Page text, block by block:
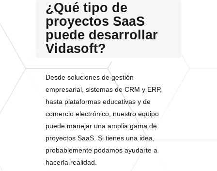
¿Qué tipo de
proyectos SaaS
puede desarrollar
Vidasoft?
Desde soluciones de gestión
empresarial, sistemas de CRM y ERP,
hasta plataformas educativas y de
comercio electrónico, nuestro equipo
puede manejar una amplia gama de
proyectos SaaS. Si tienes una idea,
probablemente podamos ayudarte a
hacerla realidad.